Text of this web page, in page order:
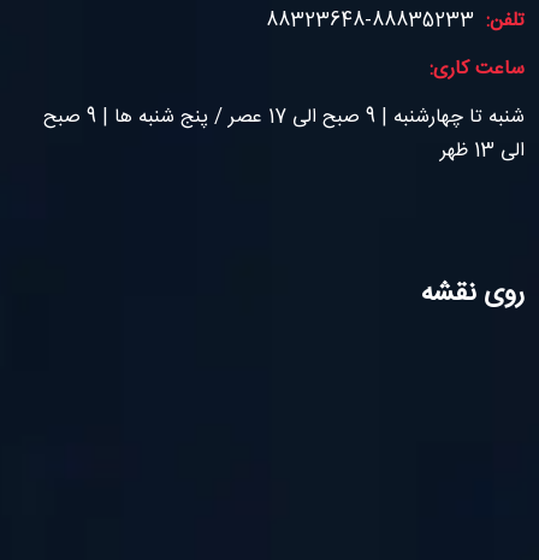
تلفن:
ساعت کاری:
شنبه تا چهارشنبه | 9 صبح الی 17 عصر / پنج شنبه ها | 9 صبح
الی 13 ظهر
روی نقشه